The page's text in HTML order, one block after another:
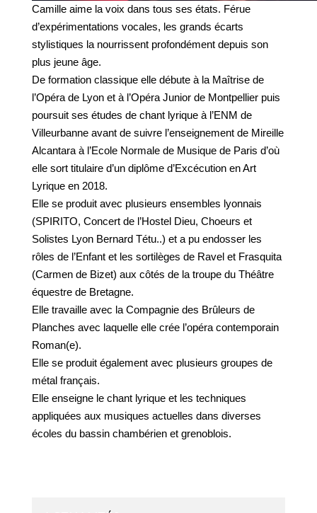
Camille aime la voix dans tous ses états. Férue
d’expérimentations vocales, les grands écarts
stylistiques la nourrissent profondément depuis son
plus jeune âge.
De formation classique elle débute à la Maîtrise de
l’Opéra de Lyon et à l’Opéra Junior de Montpellier puis
poursuit ses études de chant lyrique à l’ENM de
Villeurbanne avant de suivre l’enseignement de Mireille
Alcantara à l’Ecole Normale de Musique de Paris d’où
elle sort titulaire d’un diplôme d’Excécution en Art
Lyrique en 2018.
Elle se produit avec plusieurs ensembles lyonnais
(SPIRITO, Concert de l’Hostel Dieu, Choeurs et
Solistes Lyon Bernard Tétu..) et a pu endosser les
rôles de l’Enfant et les sortilèges de Ravel et Frasquita
(Carmen de Bizet) aux côtés de la troupe du Théâtre
équestre de Bretagne.
Elle travaille avec la Compagnie des Brûleurs de
Planches avec laquelle elle crée l’opéra contemporain
Roman(e).
Elle se produit également avec plusieurs groupes de
métal français.
Elle enseigne le chant lyrique et les techniques
appliquées aux musiques actuelles dans diverses
écoles du bassin chambérien et grenoblois.